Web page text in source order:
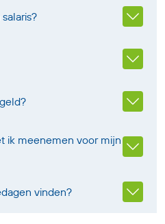
ik meenemen voor mijn
vinden?